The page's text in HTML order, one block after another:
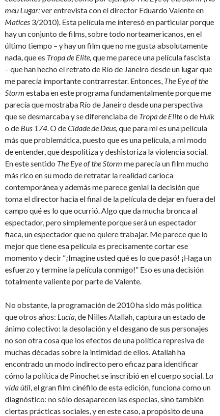
meu Lugar;ver entrevista con el director Eduardo Valente en
Matices 3/2010). Esta película me interesó en particular porque
hay un conjunto de films, sobre todo norteamericanos, en el
último tiempo – y hay un film que no me gusta absolutamente
nada, que es Tropa de Elite, que me parece una película fascista
– que han hecho el retrato de Río de Janeiro desde un lugar que
me parecía importante contrarrestar. Entonces, The Eye of the
Storm estaba en este programa fundamentalmente porque me
parecía que mostraba Río de Janeiro desde una perspectiva
que se desmarcaba y se diferenciaba de Tropa de Eliteo de Hulk
o de Bus 174. O deCidade de Deus, que para mí es una película
más que problemática, puesto que es una película, a mi modo
de entender, que despolitiza y deshistoriza la violencia social.
En este sentido The Eye of the Storm me parecía un film mucho
más rico en su modo de retratar la realidad carioca
contemporánea y además me parece genial la decisión que
toma el director hacia el final de la película de dejar en fuera del
campo qué es lo que ocurrió. Algo que da mucha bronca al
espectador, pero simplemente porque será un espectador
fiaca, un espectador que no quiere trabajar. Me parece que lo
mejor que tiene esa película es precisamente cortar ese
momento y decir “¡Imagine usted qué es lo que pasó! ¡Haga un
esfuerzo y termine la película conmigo!” Eso es una decisión
totalmente valiente por parte de Valente.
No obstante, la programación de 2010 ha sido más política
que otros años: Lucía, de Nilles Atallah, captura un estado de
ánimo colectivo: la desolación y el desgano de sus personajes
no son otra cosa que los efectos de una política represiva de
muchas décadas sobre la intimidad de ellos. Atallah ha
encontrado un modo indirecto pero eficaz para identificar
cómo la política de Pinochet se inscribió en el cuerpo social. La
vida útil, el gran film cinéfilo de esta edición, funciona como un
diagnóstico: no sólo desaparecen las especias, sino también
ciertas prácticas sociales, y en este caso, a propósito de una